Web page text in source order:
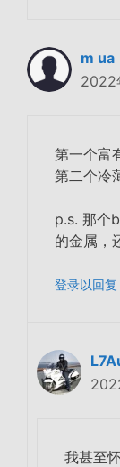
m ua
2022
第一个富
第二个冷
p.s. 那个
的金属，
登录以回复
我甚至